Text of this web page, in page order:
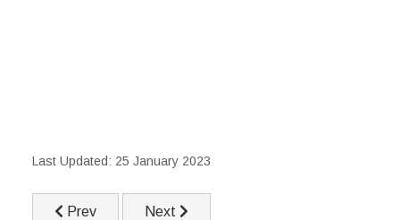
Last Updated: 25 January 2023
Previous article: Modalități simple pentru a-ți proteja
Prev Next article: Modalități pentru a preveni
Next